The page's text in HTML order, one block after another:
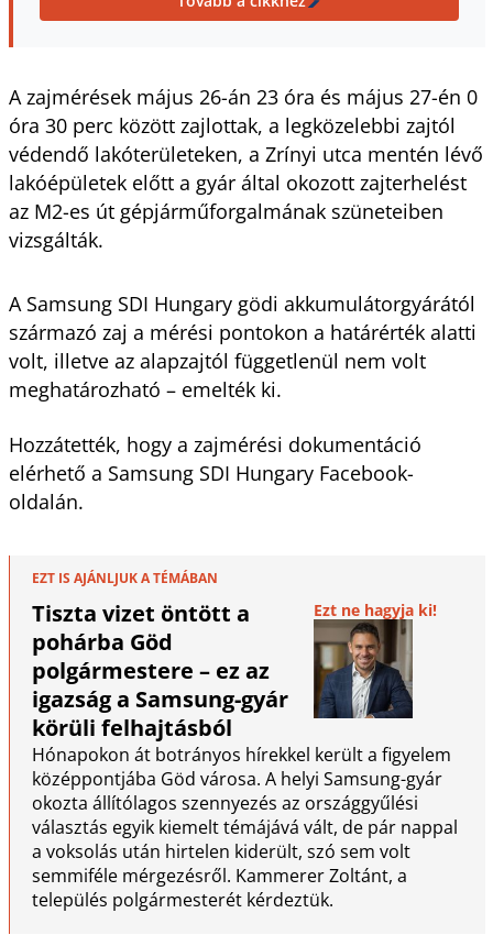
A zajmérések május 26-án 23 óra és május 27-én 0
óra 30 perc között zajlottak, a legközelebbi zajtól
védendő lakóterületeken, a Zrínyi utca mentén lévő
lakóépületek előtt a gyár által okozott zajterhelést
az M2-es út gépjárműforgalmának szüneteiben
vizsgálták.
A Samsung SDI Hungary gödi akkumulátorgyárától
származó zaj a mérési pontokon a határérték alatti
volt, illetve az alapzajtól függetlenül nem volt
meghatározható – emelték ki.
Hozzátették, hogy a zajmérési dokumentáció
elérhető a Samsung SDI Hungary Facebook-
oldalán.
EZT IS AJÁNLJUK A TÉMÁBAN
Tiszta vizet öntött a
pohárba Göd
polgármestere – ez az
igazság a Samsung-gyár
körüli felhajtásból
Ezt ne hagyja ki!
Hónapokon át botrányos hírekkel került a figyelem
középpontjába Göd városa. A helyi Samsung-gyár
okozta állítólagos szennyezés az országgyűlési
választás egyik kiemelt témájává vált, de pár nappal
a voksolás után hirtelen kiderült, szó sem volt
semmiféle mérgezésről. Kammerer Zoltánt, a
település polgármesterét kérdeztük.